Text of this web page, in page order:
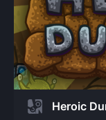
Heroic